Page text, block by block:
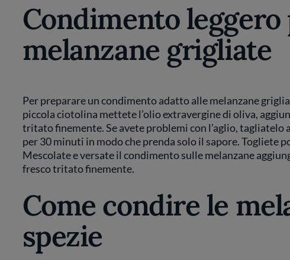
Condimento leggero
melanzane grigliate
Per preparare un condimento adatto alle melanzane
piccola ciotolina mettete l’olio extravergine di oliva,
tritato finemente. Se avete problemi con l’aglio, tagliatelo
per 30 minuti in modo che prenda solo il sapore. Togliete
Mescolate e versate il condimento sulle melanzane
fresco tritato finemente.
Come condire le
spezie